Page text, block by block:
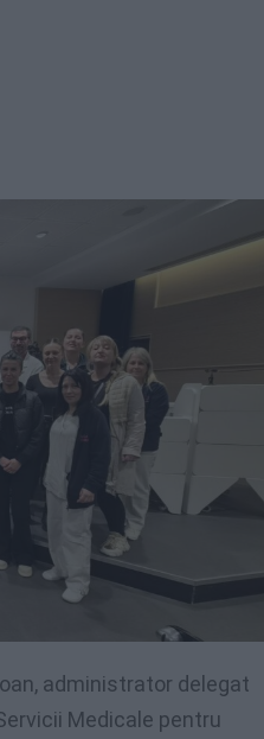
administrator delegat
Medicale pentru